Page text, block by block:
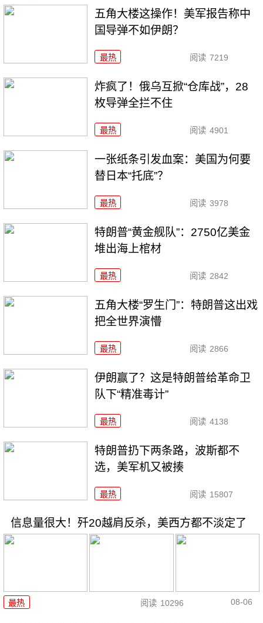
五角大楼这操作！美军报告称中
国导弹不如伊朗？
最热 阅读 7219
炸疯了！俄乌互掀“仓库战”，28
枚导弹全拦不住
最热 阅读 4901
一张纸条引发血案：美国为何要
替日本“托底”？
最热 阅读 3978
特朗普“黄金舰队”：2750亿美金
堆出海上棺材
最热 阅读 2842
五角大楼“罗生门”：特朗普这出戏
把全世界演懵
最热 阅读 2866
伊朗赢了？这是特朗普给革命卫
队下“精准毒计”
最热 阅读 4138
特朗普扔下两条路，波斯都不
选，美军机又被揍
最热 阅读 15807
信息量很大！歼20越肩反杀，美西方都不淡定了
最热 阅读 10296 08-06